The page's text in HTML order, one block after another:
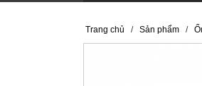
Trang chủ / Sản phẩm /